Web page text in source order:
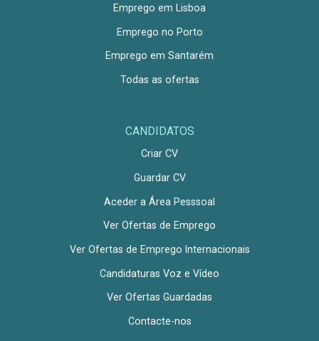
Emprego em Lisboa
Emprego no Porto
Emprego em Santarém
Todas as ofertas
CANDIDATOS
Criar CV
Guardar CV
Aceder a Área Pesssoal
Ver Ofertas de Emprego
Ver Ofertas de Emprego Internacionais
Candidaturas Voz e Vídeo
Ver Ofertas Guardadas
Contacte-nos